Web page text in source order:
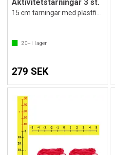
Aktivitetstärningar 3 st.
20+ i lager
279 SEK